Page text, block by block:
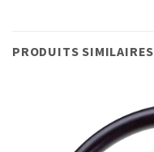
PRODUITS SIMILAIRES